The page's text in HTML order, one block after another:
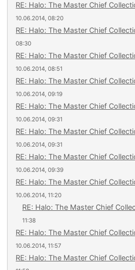
RE: Halo: The Master Chief
10.06.2014, 08:20
RE: Halo: The Master Chief
08:30
RE: Halo: The Master Chief
10.06.2014, 08:51
RE: Halo: The Master Chief
10.06.2014, 09:19
RE: Halo: The Master Chief
10.06.2014, 09:31
RE: Halo: The Master Chief
10.06.2014, 09:31
RE: Halo: The Master Chief
10.06.2014, 09:39
RE: Halo: The Master Chief
10.06.2014, 11:20
RE: Halo: The Master Chief
11:38
RE: Halo: The Master Chief
10.06.2014, 11:57
RE: Halo: The Master Chief